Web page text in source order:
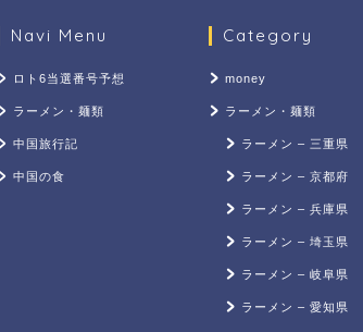
Navi Menu
ロト6当選番号予想
ラーメン・麺類
中国旅行記
中国の食
Category
money
ラーメン・麺類
ラーメン – 三重県
ラーメン – 京都府
ラーメン – 兵庫県
ラーメン – 埼玉県
ラーメン – 岐阜県
ラーメン – 愛知県